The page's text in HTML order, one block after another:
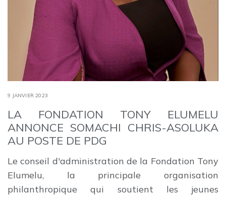
9 JANVIER 2023
LA FONDATION TONY ELUMELU
ANNONCE SOMACHI CHRIS-ASOLUKA
AU POSTE DE PDG
Le conseil d'administration de la Fondation Tony
Elumelu, la principale organisation
philanthropique qui soutient les jeunes